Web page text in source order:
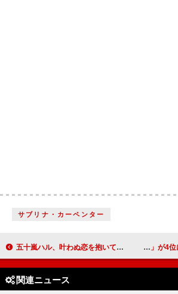
サブリナ・カーペンター
五十嵐ハル、叶わぬ恋を抱いて歌う冬のラブソング「結晶」配信＆リリックビデオ公開
関連ニュース